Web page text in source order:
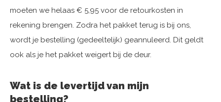
moeten we helaas € 5,95 voor de retourkosten in
rekening brengen. Zodra het pakket terug is bij ons,
wordt je bestelling (gedeeltelijk) geannuleerd. Dit geldt
ook als je het pakket weigert bij de deur.
Wat is de levertijd van mijn
bestelling?